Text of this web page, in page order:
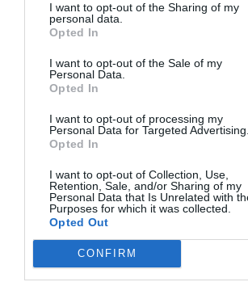
I want to opt-out of the Sharing of my
personal data.
Opted In
I want to opt-out of the Sale of my
Personal Data.
Opted In
I want to opt-out of processing my
Personal Data for Targeted Advertising.
Opted In
I want to opt-out of Collection, Use,
Retention, Sale, and/or Sharing of my
Personal Data that Is Unrelated with
Purposes for which it was collected.
Opted Out
CONFIRM
Enkla tapas
Tapas finns i många former. Här är
tapas av de vanligaste
plockmat...